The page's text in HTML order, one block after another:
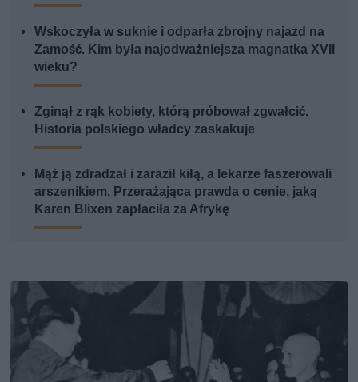
Wskoczyła w suknie i odparła zbrojny najazd na
Zamość. Kim była najodważniejsza magnatka XVII
wieku?
Zginął z rąk kobiety, którą próbował zgwałcić.
Historia polskiego władcy zaskakuje
Mąż ją zdradzał i zaraził kiłą, a lekarze faszerowali
arszenikiem. Przerażająca prawda o cenie, jaką
Karen Blixen zapłaciła za Afrykę